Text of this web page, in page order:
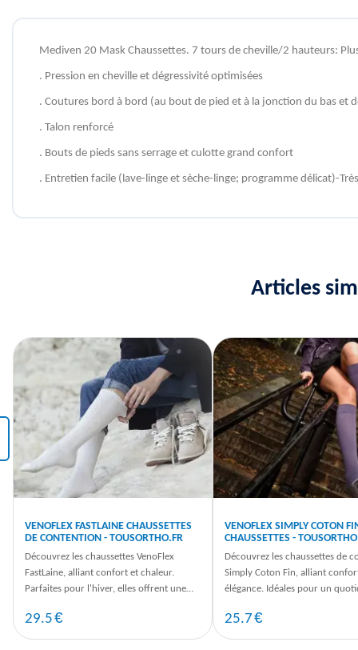
Mediven 20 Mask Chaussettes. 7 tours de cheville/2 hauteurs:
. Pression en cheville et dégressivité optimisées
. Coutures bord à bord (au bout de pied et à la jonction du bas et
. Talon renforcé
. Bouts de pieds sans serrage et culotte grand confort
. Entretien facile (lave-linge et sèche-linge; programme délicat)-
Articles
VENOFLEX FASTLAINE CHAUSSETTES
DE CONTENTION - TOUSORTHO.FR
Découvrez les chaussettes VenoFlex
FastLaine, alliant confort et chaleur.
Parfaites pour l'hiver, elles offrent une
29.5€
VENOFLEX SIMPLY COTON
CHAUSSETTES -
Découvrez les chaussettes de
Simply Coton Fin, alliant
élégance. Idéales pour un
25.7€